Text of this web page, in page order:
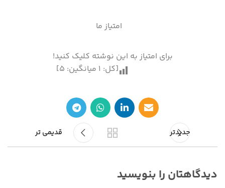
امتیاز ما
برای امتیاز به این نوشته کلیک کنید!
[کل: 1 میانگین: 5
]
جدیدتر قدیمی تر
دیدگاهتان را بنویسید